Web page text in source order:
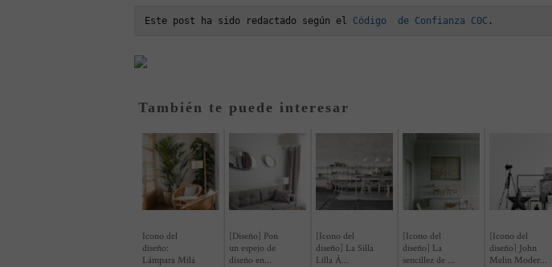
Este post ha sido redactado según el Código  de Confianza C0C .
También te puede interesar
Icono del
diseño:
Lámpara Milá
[Diseño] Pon
un espejo de
diseño en...
[Icono del
diseño] La Silla
Lilla Å...
[Icono del
diseño] La
sencillez de ...
[Icono del
diseño] John
Melin Moder...